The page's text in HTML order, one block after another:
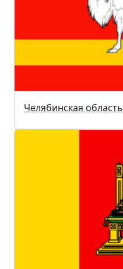
Челябинская область